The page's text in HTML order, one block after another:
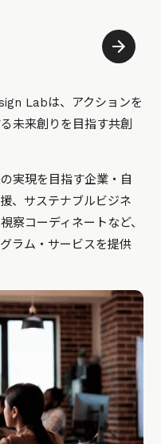
Labは、アクションを
未来創りを目指す共創
実現を目指す企業・自
、サステナブルビジネ
察コーディネートなど、
ラム・サービスを提供